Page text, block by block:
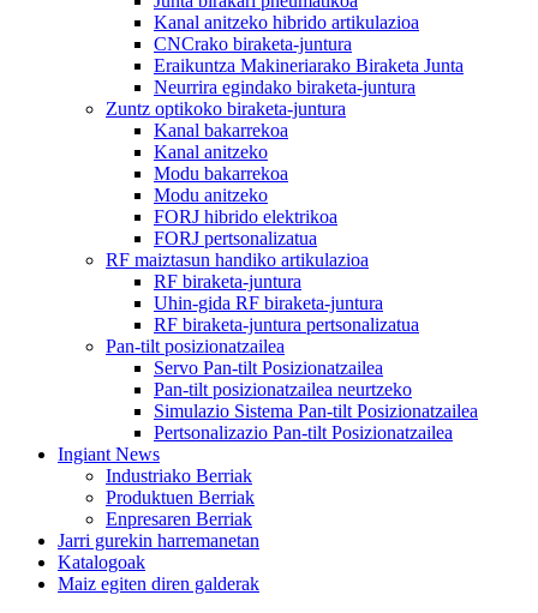
Kanal anitzeko hibrido artikulazioa
CNCrako biraketa-juntura
Eraikuntza Makineriarako Biraketa Junta
Neurrira egindako biraketa-juntura
Zuntz optikoko biraketa-juntura
Kanal bakarrekoa
Kanal anitzeko
Modu bakarrekoa
Modu anitzeko
FORJ hibrido elektrikoa
FORJ pertsonalizatua
RF maiztasun handiko artikulazioa
RF biraketa-juntura
Uhin-gida RF biraketa-juntura
RF biraketa-juntura pertsonalizatua
Pan-tilt posizionatzailea
Servo Pan-tilt Posizionatzailea
Pan-tilt posizionatzailea neurtzeko
Simulazio Sistema Pan-tilt Posizionatzailea
Pertsonalizazio Pan-tilt Posizionatzailea
Ingiant News
Industriako Berriak
Produktuen Berriak
Enpresaren Berriak
Jarri gurekin harremanetan
Katalogoak
Maiz egiten diren galderak